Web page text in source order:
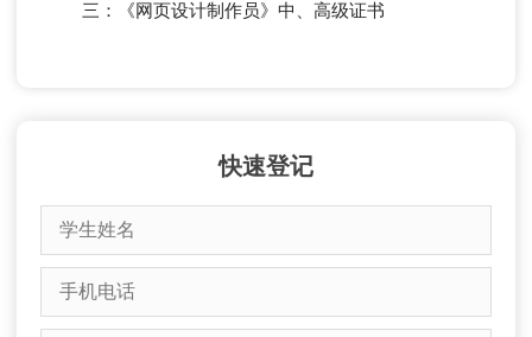
三：《网页设计制作员》中、高级证书
快速登记